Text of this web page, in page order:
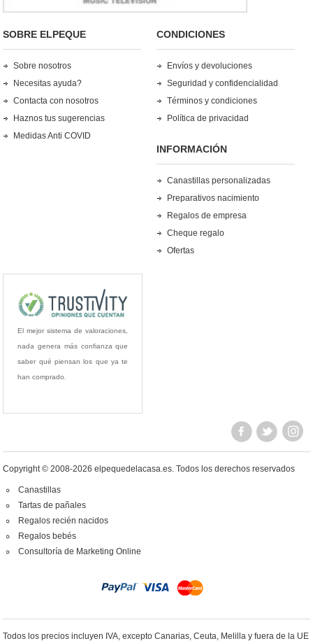
SOBRE ELPEQUE
Sobre nosotros
Necesitas ayuda?
Contacta con nosotros
Haznos tus sugerencias
Medidas Anti COVID
CONDICIONES
Envíos y devoluciones
Seguridad y confidencialidad
Términos y condiciones
Política de privacidad
INFORMACIÓN
Canastillas personalizadas
Preparativos nacimiento
Regalos de empresa
Cheque regalo
Ofertas
El mejor sistema de valoraciones,
nada genera más confianza que
saber qué piensan los que ya te
han comprado.
Copyright © 2008-2026 elpequedelacasa.es.Todos los derechos reservados
Canastillas
Tartas de pañales
Regalos recién nacidos
Regalos bebés
Consultoría de Marketing Online
Todos los precios incluyen IVA, excepto Canarias, Ceuta, Melilla y fuera de la UE